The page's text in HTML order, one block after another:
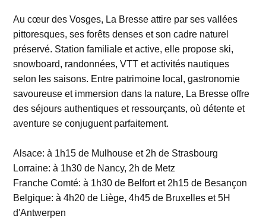
Au cœur des Vosges, La Bresse attire par ses vallées
pittoresques, ses forêts denses et son cadre naturel
préservé. Station familiale et active, elle propose ski,
snowboard, randonnées, VTT et activités nautiques
selon les saisons. Entre patrimoine local, gastronomie
savoureuse et immersion dans la nature, La Bresse offre
des séjours authentiques et ressourçants, où détente et
aventure se conjuguent parfaitement.
Alsace: à 1h15 de Mulhouse et 2h de Strasbourg
Lorraine: à 1h30 de Nancy, 2h de Metz
Franche Comté: à 1h30 de Belfort et 2h15 de Besançon
Belgique: à 4h20 de Liège, 4h45 de Bruxelles et 5H
d'Antwerpen